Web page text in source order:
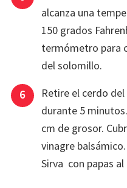
alcanza una
150 grados
termómetro para
del solomillo.
Retire el cerdo
durante 5
cm de grosor.
vinagre
Sirva con papas